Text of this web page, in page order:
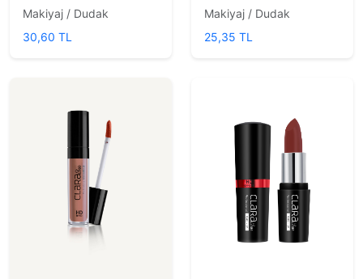
Makiyaj / Dudak
30,60 TL
Makiyaj / Dudak
25,35 TL